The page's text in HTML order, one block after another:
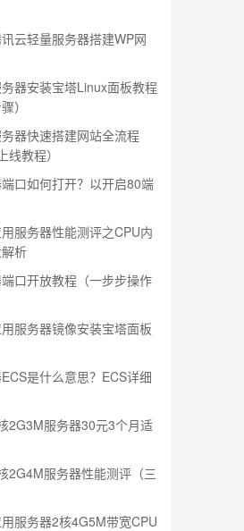
云轻量服务器搭建WP网
器安装宝塔Linux面板教程
）
器快速搭建网站全流程
线教程）
口如何打开？以开启80端
服务器性能测评之CPU内
析
口开放教程（一步步操作
服务器镜像安装宝塔面板
是什么意思？ECS详细
2G3M服务器30元3个月适
2G4M服务器性能测评（三
服务器2核4G5M带宽CPU